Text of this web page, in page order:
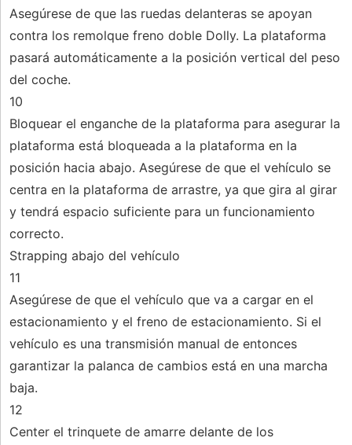
Asegúrese de que las ruedas delanteras se apoyan
contra los remolque freno doble Dolly. La plataforma
pasará automáticamente a la posición vertical del peso
del coche.
10
Bloquear el enganche de la plataforma para asegurar la
plataforma está bloqueada a la plataforma en la
posición hacia abajo. Asegúrese de que el vehículo se
centra en la plataforma de arrastre, ya que gira al girar
y tendrá espacio suficiente para un funcionamiento
correcto.
Strapping abajo del vehículo
11
Asegúrese de que el vehículo que va a cargar en el
estacionamiento y el freno de estacionamiento. Si el
vehículo es una transmisión manual de entonces
garantizar la palanca de cambios está en una marcha
baja.
12
Center el trinquete de amarre delante de los